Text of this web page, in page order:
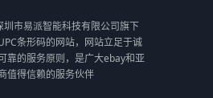
圳市易派智能科技有限公司旗下
条形码的网站，网站立足于诚
靠的服务原则，是广大ebay和亚
值得信赖的服务伙伴